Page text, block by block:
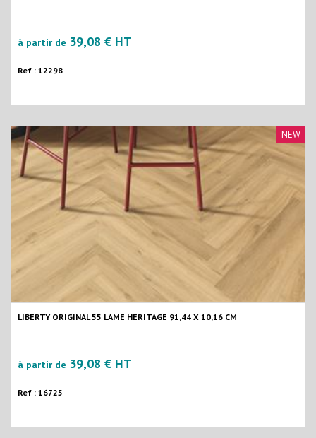
à partir de 39,08 € HT
Ref : 12298
LIBERTY ORIGINAL 55 LAME HERITAGE 91,44 X 10,16 CM
à partir de 39,08 € HT
NEW
Ref : 16725